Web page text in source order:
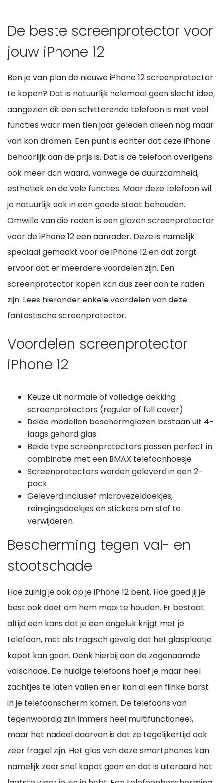
De beste screenprotector voor
jouw iPhone 12
Ben je van plan de nieuwe iPhone 12 screenprotector
te kopen? Dat is natuurlijk helemaal geen slecht idee,
aangezien dit een schitterende telefoon is met veel
functies waar men tien jaar geleden alleen nog maar
van kon dromen. Een punt is echter dat deze iPhone
behoorlijk aan de prijs is. Dat is de telefoon overigens
ook meer dan waard, vanwege de duurzaamheid,
esthetiek en de vele functies. Maar deze telefoon wil
je natuurlijk ook in een goede staat behouden.
Omwille van die reden is een glazen screenprotector
voor de iPhone 12 een aanrader. Deze is namelijk
speciaal gemaakt voor de iPhone 12 en dat zorgt
ervoor dat er meerdere voordelen zijn. Een
screenprotector kopen kan dus zeer aan te raden
zijn. Lees hieronder enkele voordelen van deze
fantastische screenprotector.
Voordelen screenprotector
iPhone 12
Keuze uit normale of volledige dekking
screenprotectors (regular of full cover)
Beide modellen beschermglazen bestaan uit 4-
laags gehard glas
Beide type screenprotectors passen perfect in
combinatie met een BMAX telefoonhoesje
Screenprotectors worden geleverd in een 2-
pack
Geleverd inclusief microvezeldoekjes,
reinigingsdoekjes en stickers om stof te
verwijderen
Bescherming tegen val- en
stootschade
Hoe zuinig je ook op je iPhone 12 bent. Hoe goed jij je
best ook doet om hem mooi te houden. Er bestaat
altijd een kans dat je een ongeluk krijgt met je
telefoon, met als tragisch gevolg dat het glasplaatje
kapot kan gaan. Denk hierbij aan de zogenaamde
valschade. De huidige telefoons hoef je maar heel
zachtjes te laten vallen en er kan al een flinke barst
in je telefoonscherm komen. De telefoons van
tegenwoordig zijn immers heel multifunctioneel,
maar het nadeel daarvan is dat ze tegelijkertijd ook
zeer fragiel zijn. Het glas van deze smartphones kan
namelijk zeer snel kapot gaan en dat is uiteraard het